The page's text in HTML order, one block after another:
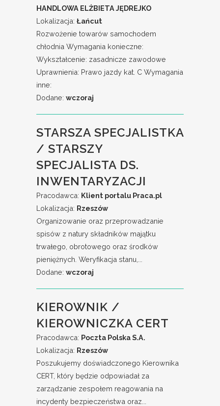
HANDLOWA ELŻBIETA JĘDREJKO
Lokalizacja: Łańcut
Rozwożenie towarów samochodem
chłodnia Wymagania konieczne:
Wykształcenie: zasadnicze zawodowe
Uprawnienia: Prawo jazdy kat. C Wymagania
inne:
Dodane: wczoraj
STARSZA SPECJALISTKA
/ STARSZY
SPECJALISTA DS.
INWENTARYZACJI
Pracodawca: Klient portalu Praca.pl
Lokalizacja: Rzeszów
Organizowanie oraz przeprowadzanie
spisów z natury składników majątku
trwałego, obrotowego oraz środków
pieniężnych. Weryfikacja stanu,...
Dodane: wczoraj
KIEROWNIK /
KIEROWNICZKA CERT
Pracodawca: Poczta Polska S.A.
Lokalizacja: Rzeszów
Poszukujemy doświadczonego Kierownika
CERT, który będzie odpowiadał za
zarządzanie zespołem reagowania na
incydenty bezpieczeństwa oraz...